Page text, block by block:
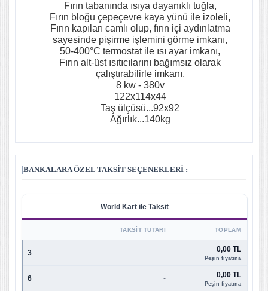
Fırın tabanında ısıya dayanıklı tuğla,
Fırın bloğu çepeçevre kaya yünü ile izoleli,
Fırın kapıları camlı olup, fırın içi aydınlatma
sayesinde pişirme işlemini görme imkanı,
50-400°C termostat ile ısı ayar imkanı,
Fırın alt-üst ısıtıcılarını bağımsız olarak
çalıştırabilirle imkanı,
8 kw - 380v
122x114x44
Taş ülçüsü...92x92
Ağırlık...140kg
BANKALARA ÖZEL TAKSIT SEÇENEKLERI :
World Kart ile Taksit
TAKSIT TUTARI TOPLAM
3 - 0,00 TL
Peşin fiyatına
6 - 0,00 TL
Peşin fiyatına